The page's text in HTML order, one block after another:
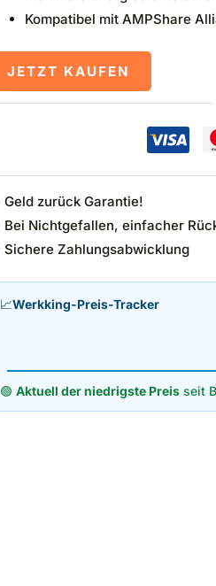
Kompatibel mit AMPShare
JETZT KAUFEN
Geld zurück Garantie!
Bei Nichtgefallen, einfacher
Sichere Zahlungsabwicklung
📈Werkking-Preis-Tracker
🟢 Aktuell der niedrigste Preisseit